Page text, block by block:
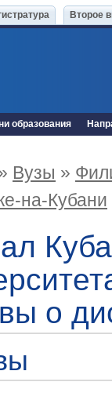
Второе
образования
Вузы »
на-Кубани
о